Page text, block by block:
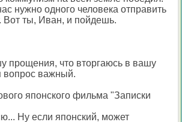
нужно одного человека отправить
Вот ты, Иван, и пойдешь.
прощения, что вторгаюсь в вашу
вопрос важный.
японского фильма "Записки
Ну если японский, может